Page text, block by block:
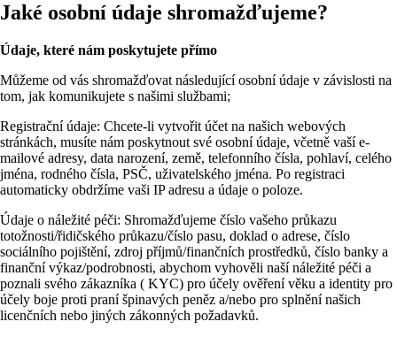
Jaké osobní údaje shromažďujeme?
Údaje, které nám poskytujete přímo
Můžeme od vás shromažďovat následující osobní údaje v závislosti na
tom, jak komunikujete s našimi službami;
Registrační údaje: Chcete-li vytvořit účet na našich webových
stránkách, musíte nám poskytnout své osobní údaje, včetně vaší e-
mailové adresy, data narození, země, telefonního čísla, pohlaví, celého
jména, rodného čísla, PSČ, uživatelského jména. Po registraci
automaticky obdržíme vaši IP adresu a údaje o poloze.
Údaje o náležité péči: Shromažďujeme číslo vašeho průkazu
totožnosti/řidičského průkazu/číslo pasu, doklad o adrese, číslo
sociálního pojištění, zdroj příjmů/finančních prostředků, číslo banky a
finanční výkaz/podrobnosti, abychom vyhověli naší náležité péči a
poznali svého zákazníka ( KYC) pro účely ověření věku a identity pro
účely boje proti praní špinavých peněz a/nebo pro splnění našich
licenčních nebo jiných zákonných požadavků.